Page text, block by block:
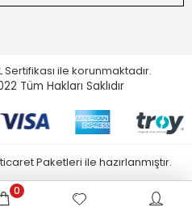
ile korunmaktadır.
Tüm Hakları Saklıdır
Paketleri ile hazırlanmıştır.
0